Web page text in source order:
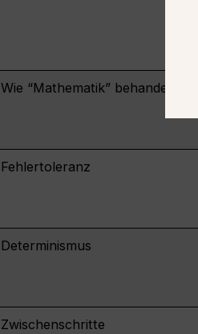
Wie “Mathematik” behandelt wird
Fehlertoleranz
Determinismus
Zwischenschritte